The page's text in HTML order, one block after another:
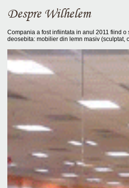
Despre Wilhelem
Compania a fost infiintata in anul 2011 fiind
deosebita: mobilier din lemn masiv (sculptat,